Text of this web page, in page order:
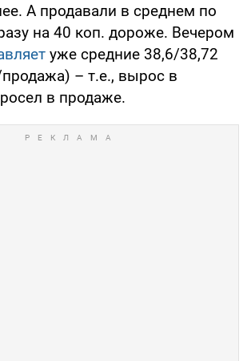
А продавали в среднем по
на 40 коп. дороже. Вечером
уже средние 38,6/38,72
– т.е., вырос в
в продаже.